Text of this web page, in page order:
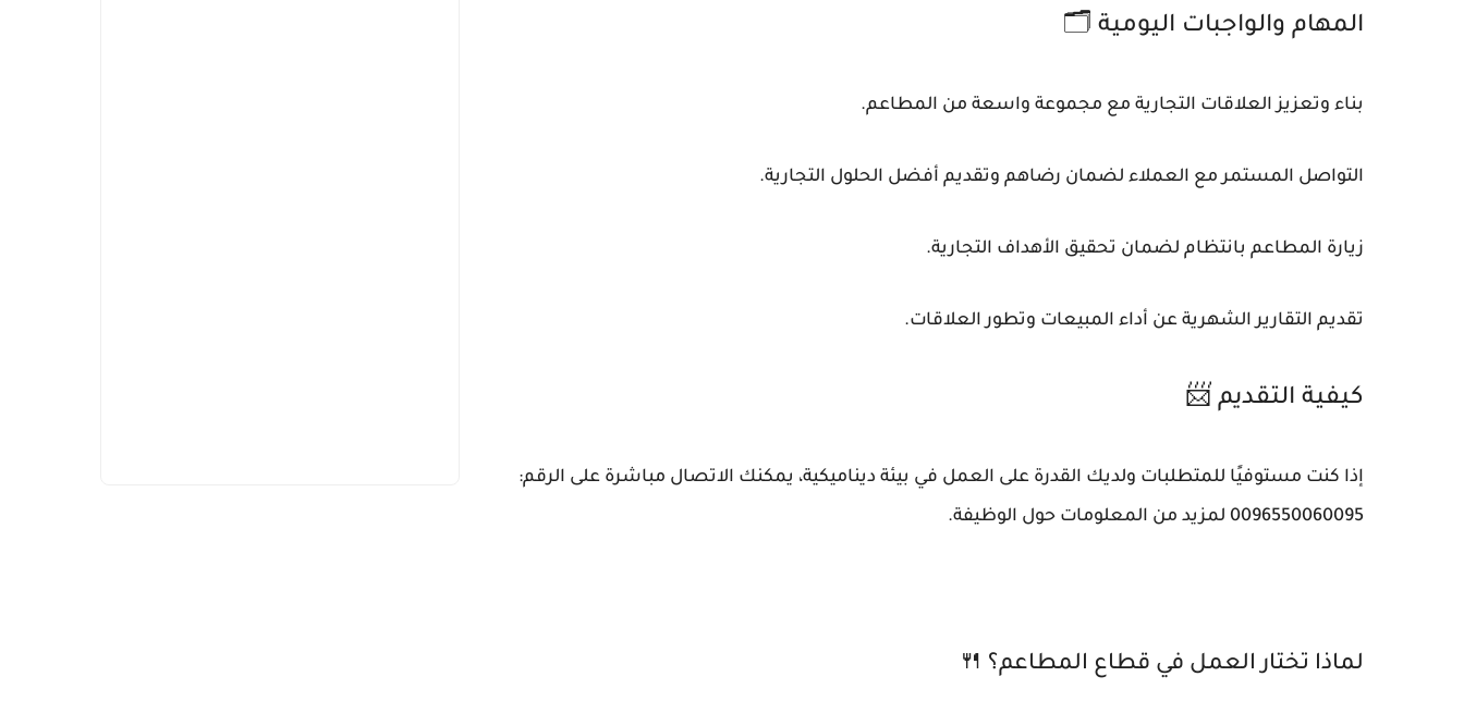
المهام والواجبات اليومية 🗂️
بناء وتعزيز العلاقات التجارية مع مجموعة واسعة من المطاعم.
التواصل المستمر مع العملاء لضمان رضاهم وتقديم أفضل الحلول التجارية.
زيارة المطاعم بانتظام لضمان تحقيق الأهداف التجارية.
تقديم التقارير الشهرية عن أداء المبيعات وتطور العلاقات.
كيفية التقديم 📨
إذا كنت مستوفيًا للمتطلبات ولديك القدرة على العمل في بيئة ديناميكية، يمكنك الاتصال مباشرة على الرقم:
0096550060095 لمزيد من المعلومات حول الوظيفة.
لماذا تختار العمل في قطاع المطاعم؟ 🍴